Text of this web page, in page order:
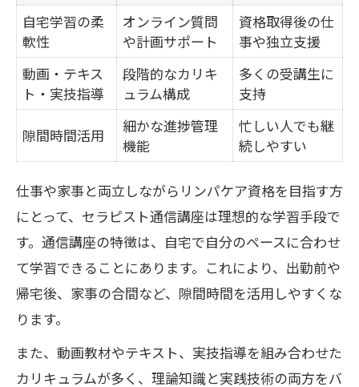
自宅学習の柔
軟性
オンライン質問
や計画サポート
資格取得後の仕
事や独立支援
動画・テキス
ト・実技指導
段階的なカリキ
ュラム構成
多くの受講生に
支持
隙間時間活用
細かな進捗管理
機能
忙しい人でも継
続しやすい
仕事や家事と両立しながらリンパケア資格を目指す方
にとって、セラピスト通信講座は理想的な学習手段で
す。通信講座の特徴は、自宅で自分のペースに合わせ
て学習できることにあります。これにより、出勤前や
帰宅後、家事の合間など、隙間時間を活用しやすくな
ります。
また、動画教材やテキスト、実技指導を組み合わせた
カリキュラムが多く、理論知識と実践技術の両方をバ